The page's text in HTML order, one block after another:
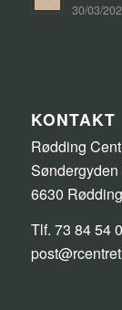
30/03/
KONTAKT
Rødding
Søndergyden
6630 Rødding
Tlf. 73 84 54